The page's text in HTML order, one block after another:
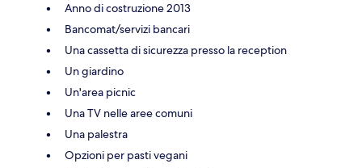
Anno di costruzione 2013
Bancomat/servizi bancari
Una cassetta di sicurezza presso la reception
Un giardino
Un'area picnic
Una TV nelle aree comuni
Una palestra
Opzioni per pasti vegani